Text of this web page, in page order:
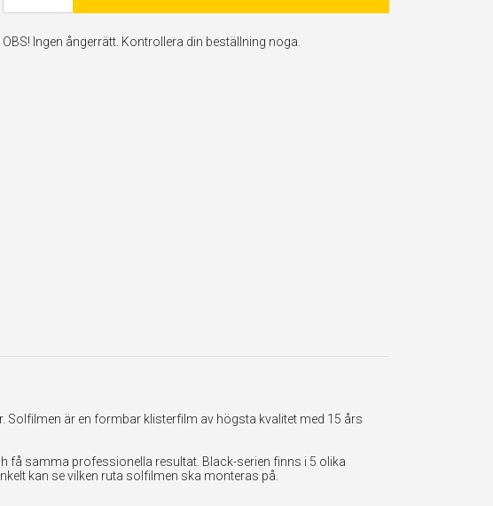
OBS! Ingen ångerrätt. Kontrollera din beställning noga.
är en formbar klisterfilm av högsta kvalitet med 15 års
samma professionella resultat. Black-serien finns i 5 olika
kan se vilken ruta solfilmen ska monteras på.